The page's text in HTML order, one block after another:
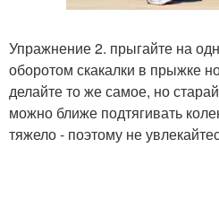
Упражнение 2. прыгайте на
оборотом скакалки в прыжке
делайте то же самое, но
можно ближе подтягивать
тяжело - поэтому не